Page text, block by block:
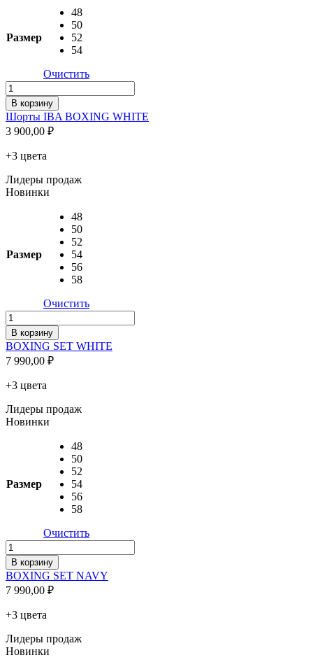
Размер
48
50
52
54
Очистить
Количество
товара
Шорты
IBA
BOXING
WHITE
В корзину
Шорты IBA BOXING WHITE
3 900,00 ₽
+3 цвета
Лидеры продаж
Новинки
Размер
48
50
52
54
56
58
Очистить
Количество
товара
BOXING
SET
WHITE
В корзину
BOXING SET WHITE
7 990,00 ₽
+3 цвета
Лидеры продаж
Новинки
Размер
48
50
52
54
56
58
Очистить
Количество
товара
BOXING
SET
NAVY
В корзину
BOXING SET NAVY
7 990,00 ₽
+3 цвета
Лидеры продаж
Новинки